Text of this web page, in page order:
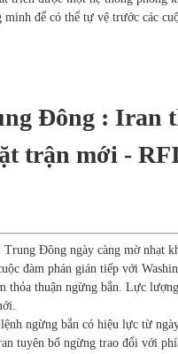
minh để có thể tự vệ trước các
Đông : Iran
trận mới -
Đông ngày càng mờ nhạt
đàm phán gián tiếp với
thỏa thuận ngừng bắn. Lực
ngừng bắn có hiệu lực từ
tuyên bố ngừng trao đổi với